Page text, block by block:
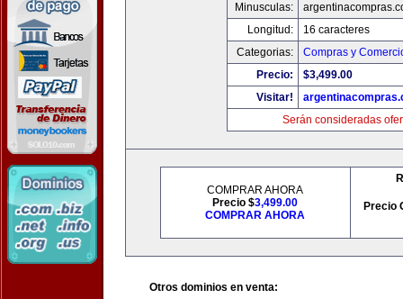
Minusculas:
Longitud:
16 caracteres
Categorias:
Compras y
Precio:
$3,499.00
Visitar!
Serán consideradas
COMPRAR AHORA
Precio $3,499.00
COMPRAR AHORA
Precio
Otros dominios en venta: